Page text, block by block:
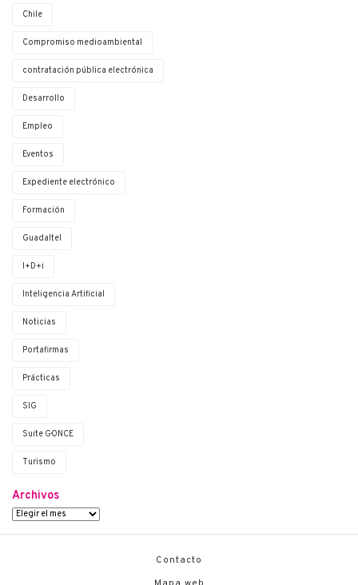
Chile
Compromiso medioambiental
contratación pública electrónica
Desarrollo
Empleo
Eventos
Expediente electrónico
Formación
Guadaltel
I+D+i
Inteligencia Artificial
Noticias
Portafirmas
Prácticas
SIG
Suite G·ONCE
Turismo
Archivos
Contacto